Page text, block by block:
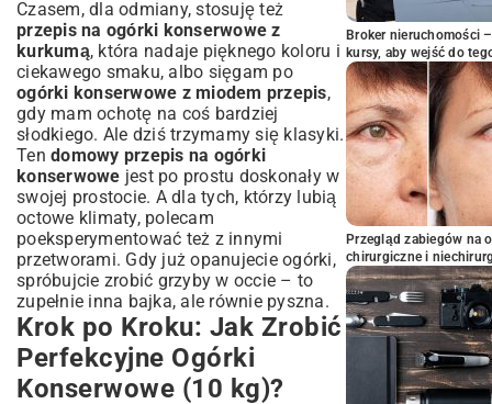
Czasem, dla odmiany, stosuję też
przepis na ogórki konserwowe z
kurkumą, która nadaje pięknego koloru i
ciekawego smaku, albo sięgam po
ogórki konserwowe z miodem przepis,
gdy mam ochotę na coś bardziej
słodkiego. Ale dziś trzymamy się klasyki.
Ten domowy przepis na ogórki
konserwowe jest po prostu doskonały w
swojej prostocie. A dla tych, którzy lubią
octowe klimaty, polecam
poeksperymentować też z innymi
przetworami. Gdy już opanujecie ogórki,
spróbujcie zrobić grzyby w occie – to
zupełnie inna bajka, ale równie pyszna.
Krok po Kroku: Jak Zrobić
Perfekcyjne Ogórki
Konserwowe (10 kg)?
Broker nieruchomości
kursy, aby wejść do
Przegląd zabiegów na
chirurgiczne i